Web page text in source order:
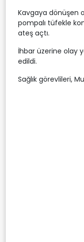
Kavgaya dönüşen
pompalı tüfekle
ateş açtı.
İhbar üzerine olay
edildi.
Sağlık görevlileri,